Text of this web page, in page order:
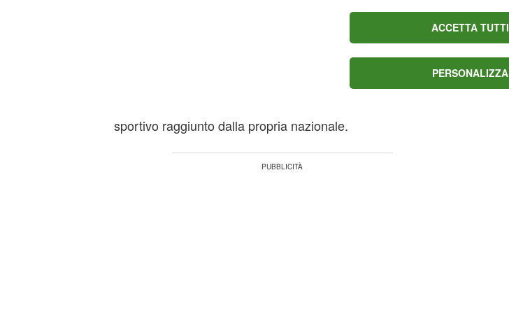
massiccia presenza di partecipanti ha reso l’evento
ampiamente visibile in diversi punti della città, testimoniando
la forte coesione della comunità marocchina. Questa ha
sportivo raggiunto dalla propria nazionale.
ACCETTA TUTTI
PERSONALIZZA